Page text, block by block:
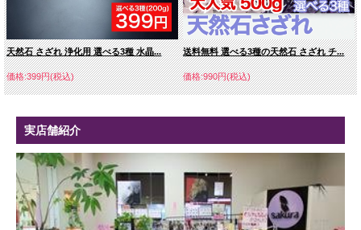
天然石 さざれ 浄化用 選べる3種 水晶...
価格:399円(税込)
送料無料 選べる3種の天然石 さざれ チ...
価格:990円(税込)
実店舗紹介